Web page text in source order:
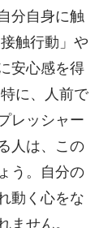
分自身に触
触行動」や
安心感を得
に、人前で
レッシャー
人は、この
う。自分の
動く心をな
ません。